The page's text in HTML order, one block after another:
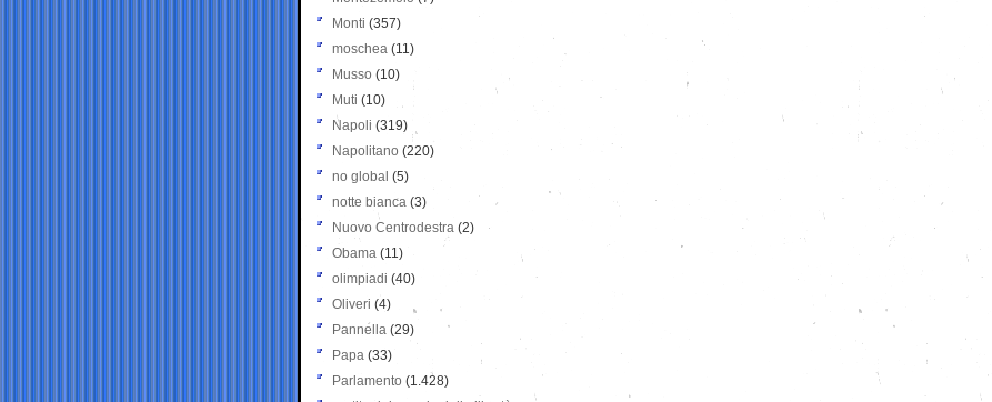
Monti (357)
moschea (11)
Musso (10)
Muti (10)
Napoli (319)
Napolitano (220)
no global (5)
notte bianca (3)
Nuovo Centrodestra (2)
Obama (11)
olimpiadi (40)
Oliveri (4)
Pannella (29)
Papa (33)
Parlamento (1.428)